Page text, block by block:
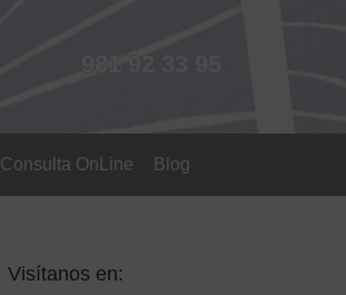
Consulta OnLine Blog
Visítanos en: